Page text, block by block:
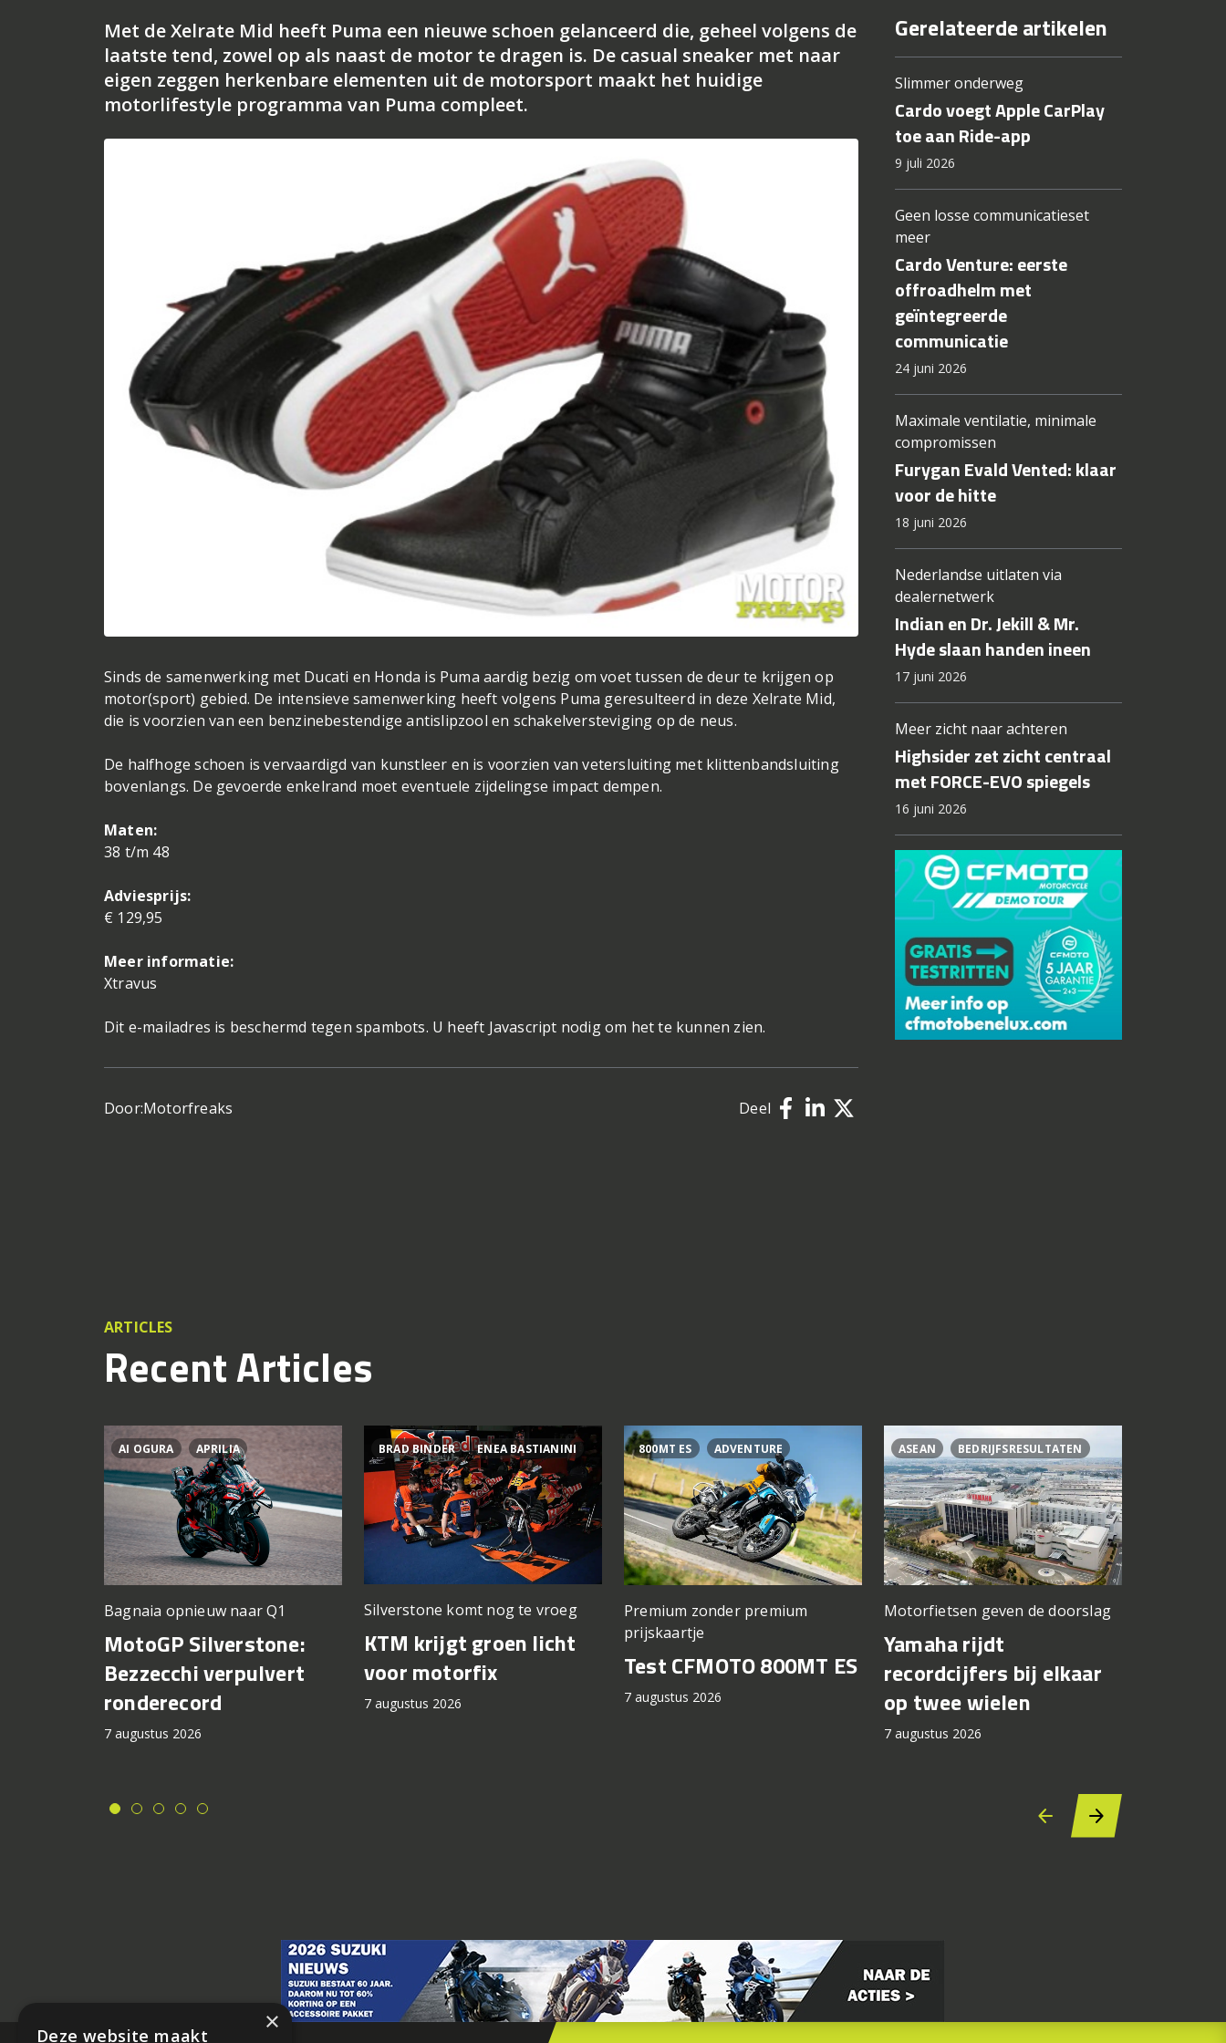
Met de Xelrate Mid heeft Puma een nieuwe schoen gelanceerd die, geheel volgens de
laatste tend, zowel op als naast de motor te dragen is. De casual sneaker met naar
eigen zeggen herkenbare elementen uit de motorsport maakt het huidige
motorlifestyle programma van Puma compleet.
Sinds de samenwerking met Ducati en Honda is Puma aardig bezig om voet tussen de deur te krijgen op
motor(sport) gebied. De intensieve samenwerking heeft volgens Puma geresulteerd in deze Xelrate Mid,
die is voorzien van een benzinebestendige antislipzool en schakelversteviging op de neus.
De halfhoge schoen is vervaardigd van kunstleer en is voorzien van vetersluiting met klittenbandsluiting
bovenlangs. De gevoerde enkelrand moet eventuele zijdelingse impact dempen.
Maten:
38 t/m 48
Adviesprijs:
€ 129,95
Meer informatie:
Xtravus
Dit e-mailadres is beschermd tegen spambots. U heeft Javascript nodig om het te kunnen zien.
Door:Motorfreaks Deel
Gerelateerde artikelen
Slimmer onderweg
Cardo voegt Apple CarPlay
toe aan Ride-app
9 juli 2026
Geen losse communicatieset
meer
Cardo Venture: eerste
offroadhelm met
geïntegreerde
communicatie
24 juni 2026
Maximale ventilatie, minimale
compromissen
Furygan Evald Vented: klaar
voor de hitte
18 juni 2026
Nederlandse uitlaten via
dealernetwerk
Indian en Dr. Jekill & Mr.
Hyde slaan handen ineen
17 juni 2026
Meer zicht naar achteren
Highsider zet zicht centraal
met FORCE-EVO spiegels
16 juni 2026
ARTICLES
Recent Articles
AI OGURA APRILIA
Bagnaia opnieuw naar Q1
MotoGP Silverstone:
Bezzecchi verpulvert
ronderecord
7 augustus 2026
BRAD BINDER ENEA BASTIANINI
Silverstone komt nog te vroeg
KTM krijgt groen licht
voor motorfix
7 augustus 2026
800MT ES ADVENTURE
Premium zonder premium
prijskaartje
Test CFMOTO 800MT ES
7 augustus 2026
ASEAN BEDRIJFSRESULTATEN
Motorfietsen geven de doorslag
Yamaha rijdt
recordcijfers bij elkaar
op twee wielen
7 augustus 2026
×
Deze website maakt